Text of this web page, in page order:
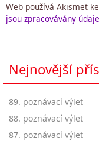
Web používá Akismet
jsou zpracovávány
Nejnovější
89. poznávací výlet
88. poznávací výlet
87. poznávací výlet